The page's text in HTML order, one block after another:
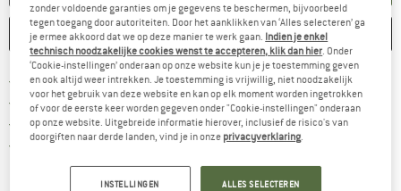
ONTHOUDEN VERGELIJKEN
Gratis verzending vanaf € 69 (NL)Vind hier de
100 dagen bedenktijdVind de betalingsinformatie hier!
> 4.000.000 tevreden klanten
Alle artikelen in voorraad
zonder voldoende garanties om je gegevens te beschermen, bijvoorbeeld
tegen toegang door autoriteiten. Door het aanklikken van ‘Alles selecteren’ ga
je ermee akkoord dat we op deze manier te werk gaan. Indien je enkel
technisch noodzakelijke cookies wenst te accepteren, klik dan hier . Onder
‘Cookie-instellingen’ onderaan op onze website kun je je toestemming geven
en ook altijd weer intrekken. Je toestemming is vrijwillig, niet noodzakelijk
voor het gebruik van deze website en kan op elk moment worden ingetrokken
of voor de eerste keer worden gegeven onder "Cookie-instellingen" onderaan
op onze website. Uitgebreide informatie hierover, inclusief de risico's van
doorgiften naar derde landen, vind je in onze privacyverklaring
INSTELLINGEN ALLES SELECTEREN